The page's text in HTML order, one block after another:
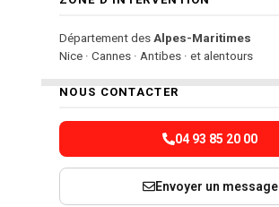
Département des Alpes-Maritimes
Nice · Cannes · Antibes · et alentours
NOUS CONTACTER
04 93 85 20 00
Envoyer un message